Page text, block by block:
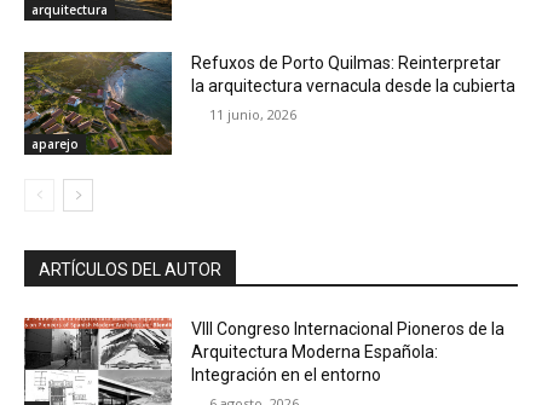
arquitectura
aparejo
Refuxos de Porto Quilmas: Reinterpretar
la arquitectura vernacula desde la cubierta
11 junio, 2026
ARTÍCULOS DEL AUTOR
VIII Congreso Internacional Pioneros de la
Arquitectura Moderna Española:
Integración en el entorno